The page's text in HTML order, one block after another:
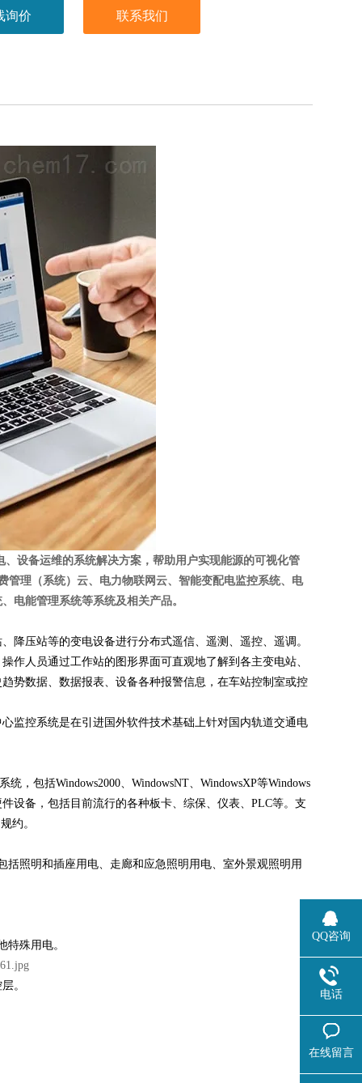
询价 联系我们
设备运维的系统解决方案，帮助用户实现能源的可视化管
理（系统）云、电力物联网云、智能变配电监控系统、电
电能管理系统等系统及相关产品。
降压站等的变电设备进行分布式遥信、遥测、遥控、遥调。
作人员通过工作站的图形界面可直观地了解到各主变电站、
势数据、数据报表、设备各种报警信息，在车站控制室或控
监控系统是在引进国外软件技术基础上针对国内轨道交通电
，包括Windows2000、WindowsNT、WindowsXP等Windows
设备，包括目前流行的各种板卡、综保、仪表、PLC等。支
约。
括照明和插座用电、走廊和应急照明用电、室外景观照明用
特殊用电。
。
QQ咨询
电话
在线留言